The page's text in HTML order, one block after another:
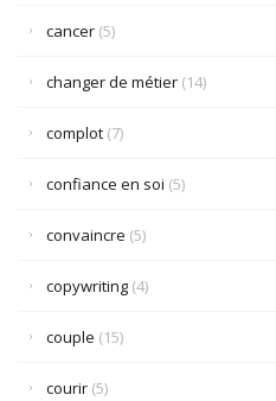
cancer (5)
changer de métier (14)
complot (7)
confiance en soi (5)
convaincre (5)
copywriting (4)
couple (15)
courir (5)